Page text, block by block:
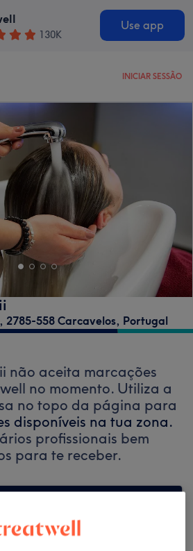
130K
Use app
INICIAR SESSÃO
2785-558 Carcavelos, Portugal
não aceita marcações
no momento. Utiliza a
no topo da página para
disponíveis na tua zona.
profissionais bem
para te receber.